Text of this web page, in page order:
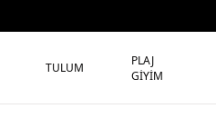
TULUM
PLAJ
GİYİM